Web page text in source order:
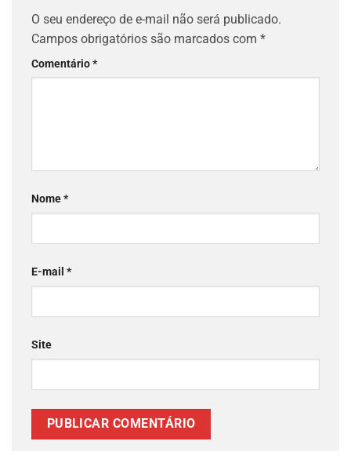
O seu endereço de e-mail não será publicado.
Campos obrigatórios são marcados com *
Comentário*
Nome*
E-mail *
Site